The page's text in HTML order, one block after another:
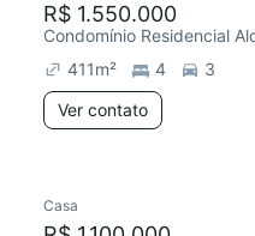
R$ 1.550.000
411m² 4
3
Ver contato
Casa